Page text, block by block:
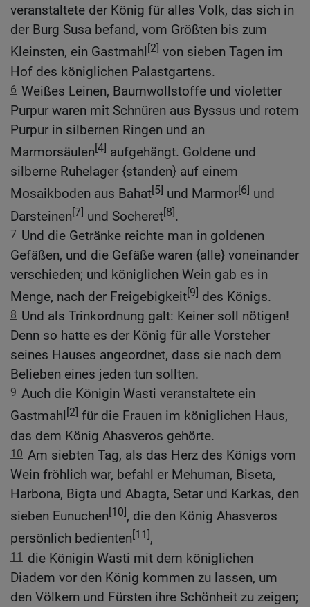
veranstaltete der König für alles Volk, das sich in
der Burg Susa befand, vom Größten bis zum
Kleinsten, ein Gastmahl [2] von sieben Tagen im
Hof des königlichen Palastgartens.
6 Weißes Leinen, Baumwollstoffe und violetter
Purpur waren mit Schnüren aus Byssus und rotem
Purpur in silbernen Ringen und an
Marmorsäulen[4] aufgehängt. Goldene und
silberne Ruhelager {standen} auf einem
Mosaikboden aus Bahat[5] und Marmor[6] und
Darsteinen[7] und Socheret[8].
7 Und die Getränke reichte man in goldenen
Gefäßen, und die Gefäße waren {alle} voneinander
verschieden; und königlichen Wein gab es in
Menge, nach der Freigebigkeit[9] des Königs.
8 Und als Trinkordnung galt: Keiner soll nötigen!
Denn so hatte es der König für alle Vorsteher
seines Hauses angeordnet, dass sie nach dem
Belieben eines jeden tun sollten.
9 Auch die Königin Wasti veranstaltete ein
Gastmahl [2] für die Frauen im königlichen Haus,
das dem König Ahasveros gehörte.
10 Am siebten Tag, als das Herz des Königs vom
Wein fröhlich war, befahl er Mehuman, Biseta,
Harbona, Bigta und Abagta, Setar und Karkas, den
sieben Eunuchen[10], die den König Ahasveros
persönlich bedienten[11],
11 die Königin Wasti mit dem königlichen
Diadem vor den König kommen zu lassen, um
den Völkern und Fürsten ihre Schönheit zu zeigen;